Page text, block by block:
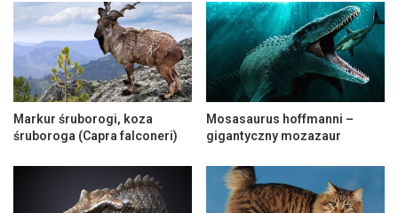
Markur śruborogi, koza
śruboroga (Capra falconeri)
Mosasaurus hoffmanni –
gigantyczny mozazaur